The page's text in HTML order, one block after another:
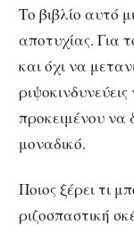
Το βιβλίο αυτό
αποτυχίας. Για
και όχι να
προκειμένου να
μοναδικό.
Ποιος ξέρει τι
ριζοσπαστική